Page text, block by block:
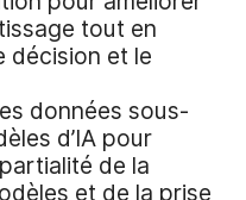
tout en
décision et le
données sous-
d’IA pour
de la
et de la prise